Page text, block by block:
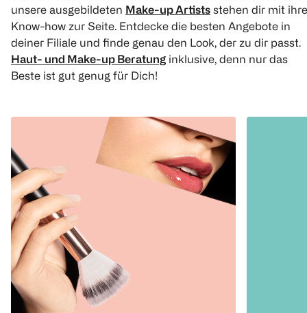
unsere ausgebildeten Make-up Artists stehen dir mit
Know-how zur Seite. Entdecke die besten Angebote in
deiner Filiale und finde genau den Look, der zu dir passt.
Haut- und Make-up Beratung inklusive, denn nur das
Beste ist gut genug für Dich!